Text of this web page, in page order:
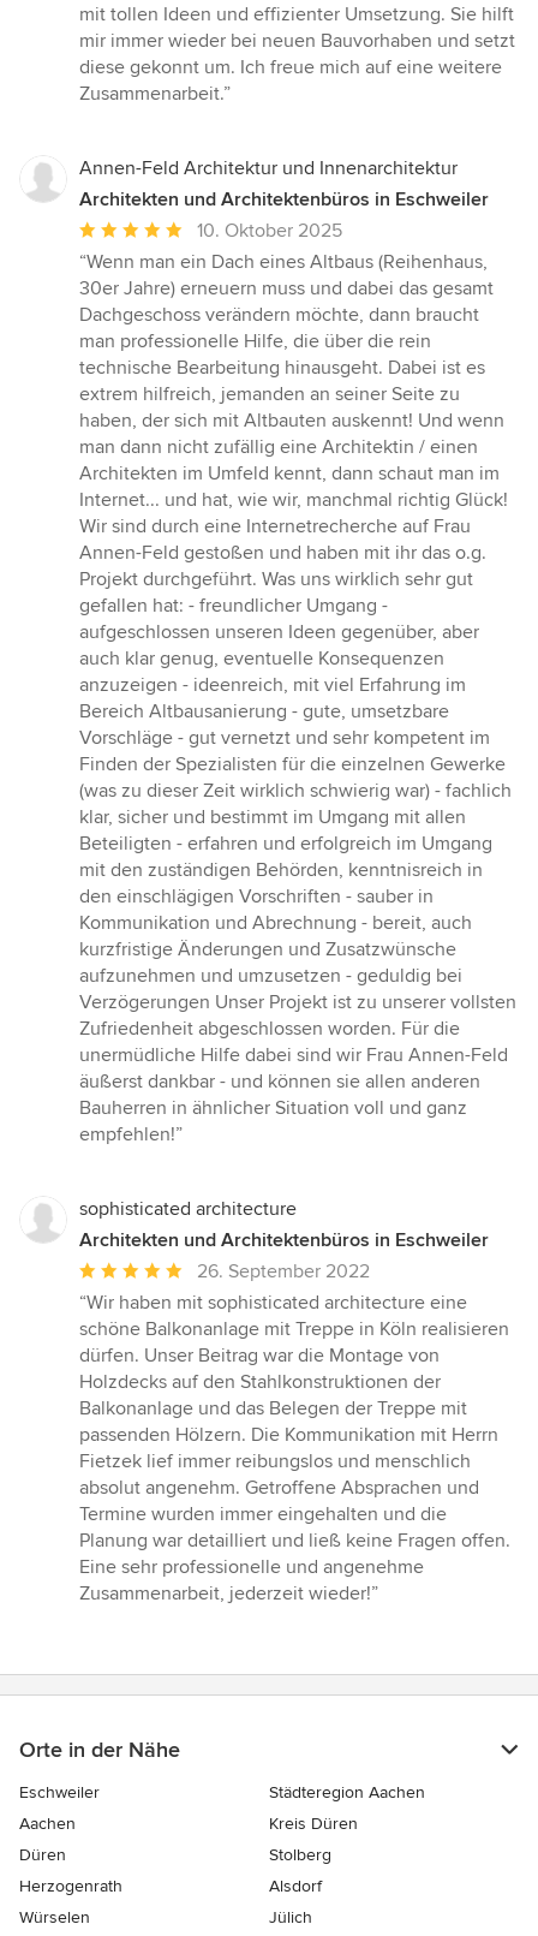
5
von
5
Sternen
mit tollen Ideen und effizienter Umsetzung. Sie hilft
mir immer wieder bei neuen Bauvorhaben und setzt
diese gekonnt um. Ich freue mich auf eine weitere
Zusammenarbeit.”
Annen-Feld Architektur und Innenarchitektur
Architekten und Architektenbüros in Eschweiler
Durchschnittliche
Bewertung:
5
von
5
Sternen
10. Oktober 2025
“Wenn man ein Dach eines Altbaus (Reihenhaus,
30er Jahre) erneuern muss und dabei das gesamt
Dachgeschoss verändern möchte, dann braucht
man professionelle Hilfe, die über die rein
technische Bearbeitung hinausgeht. Dabei ist es
extrem hilfreich, jemanden an seiner Seite zu
haben, der sich mit Altbauten auskennt! Und wenn
man dann nicht zufällig eine Architektin / einen
Architekten im Umfeld kennt, dann schaut man im
Internet... und hat, wie wir, manchmal richtig Glück!
Wir sind durch eine Internetrecherche auf Frau
Annen-Feld gestoßen und haben mit ihr das o.g.
Projekt durchgeführt. Was uns wirklich sehr gut
gefallen hat: - freundlicher Umgang -
aufgeschlossen unseren Ideen gegenüber, aber
auch klar genug, eventuelle Konsequenzen
anzuzeigen - ideenreich, mit viel Erfahrung im
Bereich Altbausanierung - gute, umsetzbare
Vorschläge - gut vernetzt und sehr kompetent im
Finden der Spezialisten für die einzelnen Gewerke
(was zu dieser Zeit wirklich schwierig war) - fachlich
klar, sicher und bestimmt im Umgang mit allen
Beteiligten - erfahren und erfolgreich im Umgang
mit den zuständigen Behörden, kenntnisreich in
den einschlägigen Vorschriften - sauber in
Kommunikation und Abrechnung - bereit, auch
kurzfristige Änderungen und Zusatzwünsche
aufzunehmen und umzusetzen - geduldig bei
Verzögerungen Unser Projekt ist zu unserer vollsten
Zufriedenheit abgeschlossen worden. Für die
unermüdliche Hilfe dabei sind wir Frau Annen-Feld
äußerst dankbar - und können sie allen anderen
Bauherren in ähnlicher Situation voll und ganz
empfehlen!”
sophisticated architecture
Architekten und Architektenbüros in Eschweiler
Durchschnittliche
Bewertung:
5
von
5
Sternen
26. September 2022
“Wir haben mit sophisticated architecture eine
schöne Balkonanlage mit Treppe in Köln realisieren
dürfen. Unser Beitrag war die Montage von
Holzdecks auf den Stahlkonstruktionen der
Balkonanlage und das Belegen der Treppe mit
passenden Hölzern. Die Kommunikation mit Herrn
Fietzek lief immer reibungslos und menschlich
absolut angenehm. Getroffene Absprachen und
Termine wurden immer eingehalten und die
Planung war detailliert und ließ keine Fragen offen.
Eine sehr professionelle und angenehme
Zusammenarbeit, jederzeit wieder!”
Orte in der Nähe
Eschweiler
Städteregion Aachen
Aachen
Kreis Düren
Düren
Stolberg
Herzogenrath
Alsdorf
Würselen
Jülich